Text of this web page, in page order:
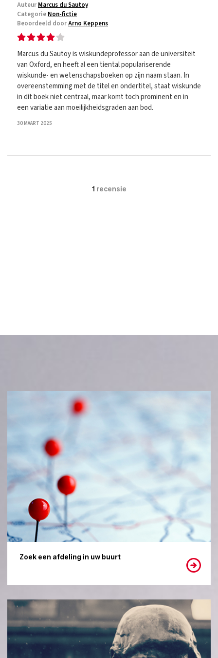
Auteur Marcus du Sautoy
Categorie Non-fictie
Beoordeeld doorArno Keppens
Marcus du Sautoy is wiskundeprofessor aan de universiteit
van Oxford, en heeft al een tiental populariserende
wiskunde- en wetenschapsboeken op zijn naam staan. In
overeenstemming met de titel en ondertitel, staat wiskunde
in dit boek niet centraal, maar komt toch prominent en in
een variatie aan moeilijkheidsgraden aan bod.
30 MAART 2025
1 recensie
Zoek een afdeling in uw buurt